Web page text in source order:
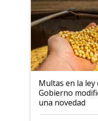
Multas en la ley
Gobierno
una novedad